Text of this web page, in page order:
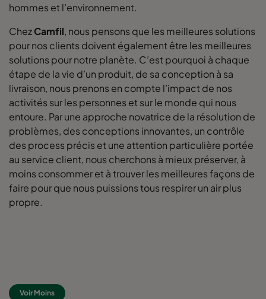
hommes et l’environnement.
ChezCamfil, nous pensons que les meilleures solutions
pour nos clients doivent également être les meilleures
solutions pour notre planète. C’est pourquoi à chaque
étape de la vie d’un produit, de sa conception à sa
livraison, nous prenons en compte l’impact de nos
activités sur les personnes et sur le monde qui nous
entoure. Par une approche novatrice de la résolution de
problèmes, des conceptions innovantes, un contrôle
des process précis et une attention particulière portée
au service client, nous cherchons à mieux préserver, à
moins consommer et à trouver les meilleures façons de
faire pour que nous puissions tous respirer un air plus
propre.
Voir Moins